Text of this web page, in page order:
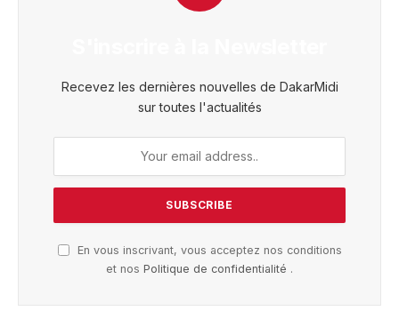
Recevez les dernières nouvelles de DakarMidi
sur toutes l'actualités
En vous inscrivant, vous acceptez nos conditions
et nos Politique de confidentialité .